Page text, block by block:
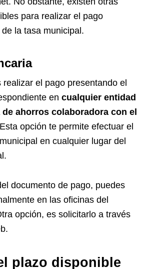
para realizar el pago
la tasa municipal.
realizar el pago presentando el
en cualquier entidad
de ahorros colaboradora con el
opción te permite efectuar el
en cualquier lugar del
documento de pago, puedes
en las oficinas del
opción, es solicitarlo a través
plazo disponible